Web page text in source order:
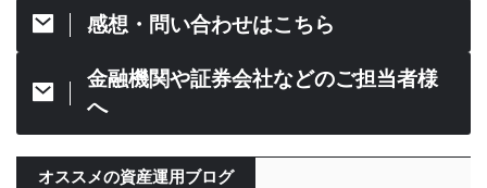
感想・問い合わせはこちら
金融機関や証券会社などのご担当者様
へ
オススメの資産運用ブログ